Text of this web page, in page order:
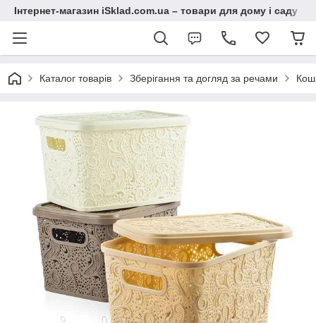
Інтернет-магазин iSklad.com.ua – товари для дому і саду
Каталог товарів Зберігання та догляд за речами